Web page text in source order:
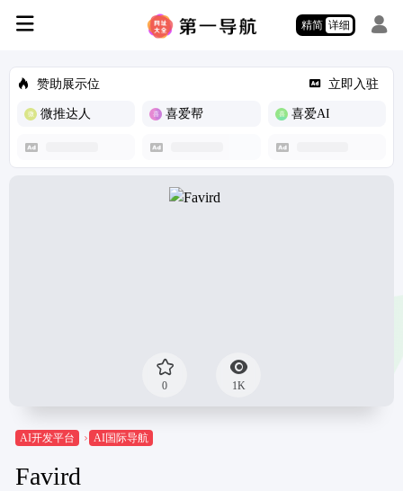
精简 详细
赞助展示位 立即入驻
微推达人 喜爱帮 喜爱AI
0 1K
AI开发平台 AI国际导航
Favird